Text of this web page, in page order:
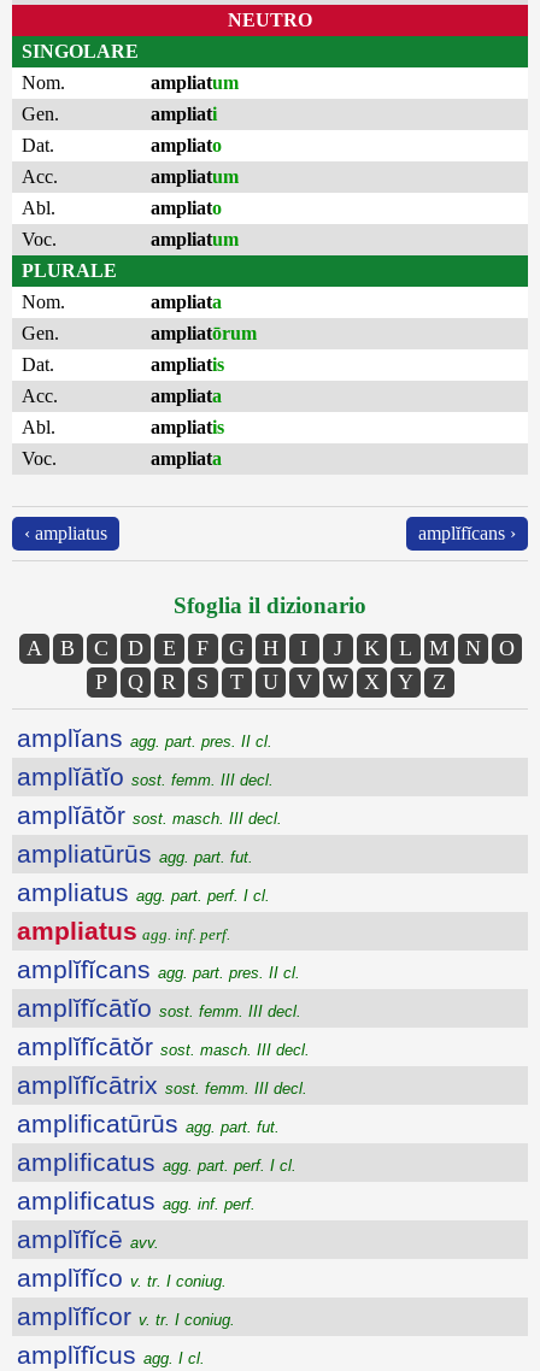
NEUTRO
SINGOLARE
Nom.
ampliatum
Gen.
ampliati
Dat.
ampliato
Acc.
ampliatum
Abl.
ampliato
Voc.
ampliatum
PLURALE
Nom.
ampliata
Gen.
ampliatōrum
Dat.
ampliatis
Acc.
ampliata
Abl.
ampliatis
Voc.
ampliata
‹ ampliatus amplĭfĭcans ›
Sfoglia il dizionario
A B C D E F G H I J K L M N
O
P
Q R S T U V W X Y Z
amplĭans agg. part. pres. II cl.
amplĭātĭo sost. femm. III decl.
amplĭātŏr sost. masch. III decl.
ampliatūrūs agg. part. fut.
ampliatus agg. part. perf. I cl.
ampliatus agg. inf. perf.
amplĭfĭcans agg. part. pres. II cl.
amplĭfĭcātĭo sost. femm. III decl.
amplĭfĭcātŏr sost. masch. III decl.
amplĭfĭcātrix sost. femm. III decl.
amplificatūrūs agg. part. fut.
amplificatus agg. part. perf. I cl.
amplificatus agg. inf. perf.
amplĭfĭcē avv.
amplĭfĭco v. tr. I coniug.
amplĭfĭcor v. tr. I coniug.
amplĭfĭcus agg. I cl.